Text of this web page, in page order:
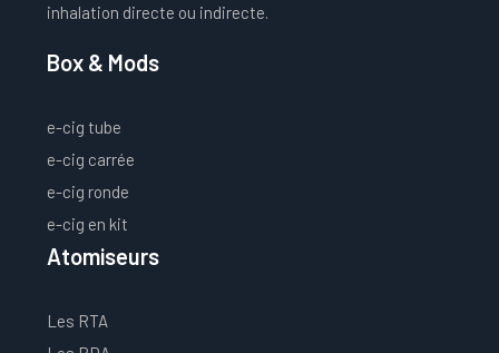
inhalation directe ou indirecte.
Box & Mods
e-cig tube
e-cig carrée
e-cig ronde
e-cig en kit
Atomiseurs
Les RTA